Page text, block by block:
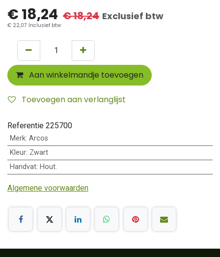
€ 18,24 €18,24 Exclusief btw
€ 22,07 Inclusief btw
Aan winkelmandje toevoegen
Toevoegen aan verlanglijst
Referentie 225700
Merk: Arcos
Kleur: Zwart
Handvat: Hout.
Algemene voorwaarden